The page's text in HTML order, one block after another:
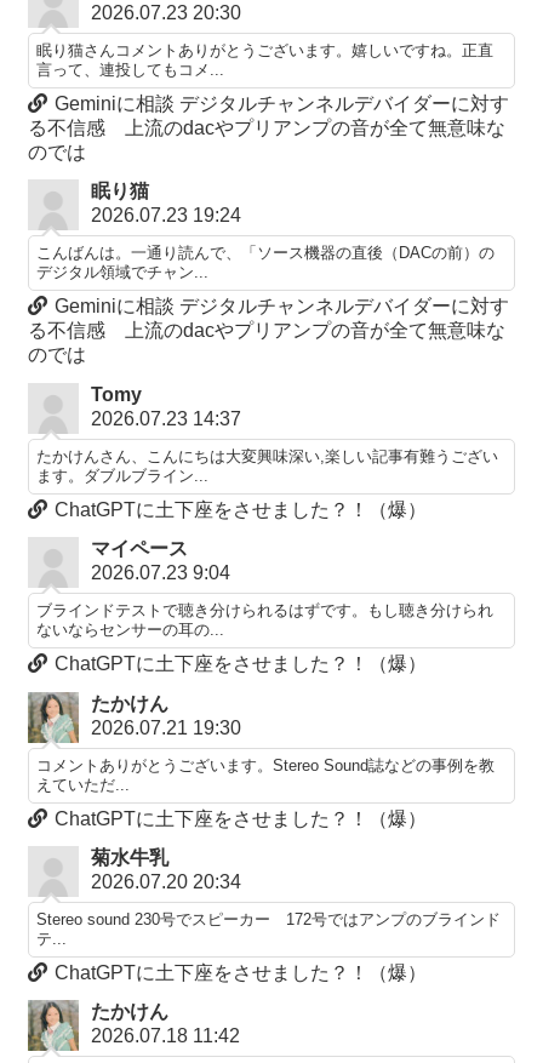
2026.07.23 20:30
眠り猫さんコメントありがとうございます。嬉しいですね。正直
言って、連投してもコメ...
Geminiに相談 デジタルチャンネルデバイダーに対す
る不信感 上流のdacやプリアンプの音が全て無意味な
のでは
眠り猫
2026.07.23 19:24
こんばんは。一通り読んで、「ソース機器の直後（DACの前）の
デジタル領域でチャン...
Geminiに相談 デジタルチャンネルデバイダーに対す
る不信感 上流のdacやプリアンプの音が全て無意味な
のでは
Tomy
2026.07.23 14:37
たかけんさん、こんにちは大変興味深い,楽しい記事有難うござい
ます。ダブルブライン...
ChatGPTに土下座をさせました？！（爆）
マイペース
2026.07.23 9:04
ブラインドテストで聴き分けられるはずです。もし聴き分けられ
ないならセンサーの耳の...
ChatGPTに土下座をさせました？！（爆）
たかけん
2026.07.21 19:30
コメントありがとうございます。Stereo Sound誌などの事例を教
えていただ...
ChatGPTに土下座をさせました？！（爆）
菊水牛乳
2026.07.20 20:34
Stereo sound 230号でスピーカー 172号ではアンプのブラインド
テ...
ChatGPTに土下座をさせました？！（爆）
たかけん
2026.07.18 11:42